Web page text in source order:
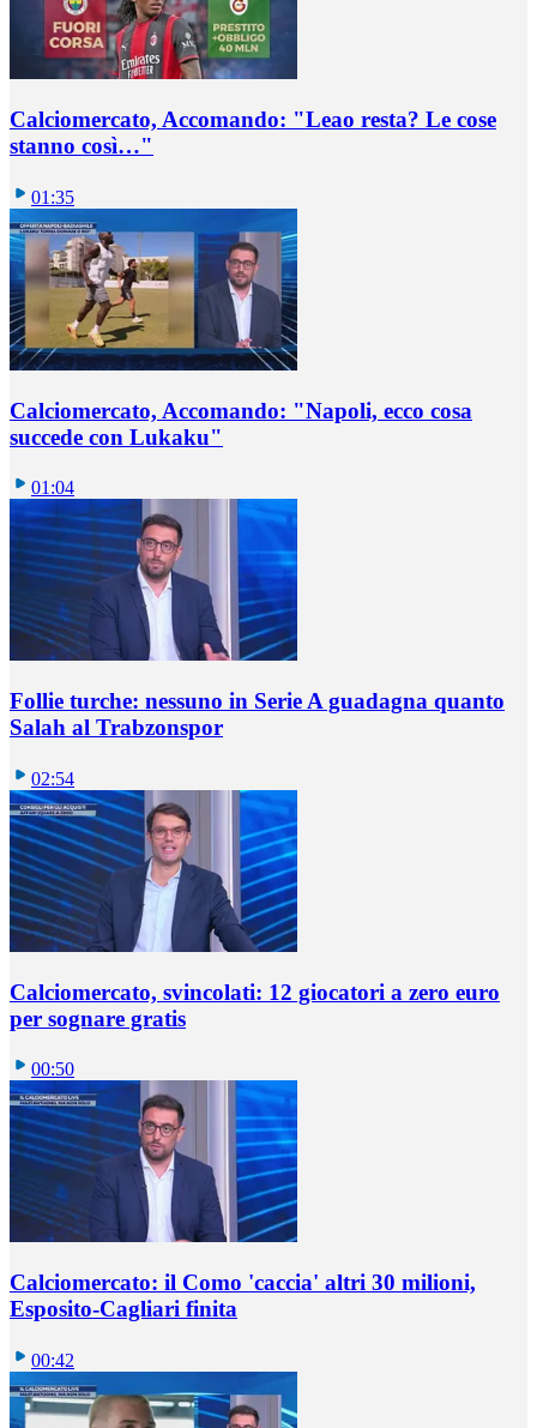
Calciomercato, Accomando: "Leao resta? Le cose
stanno così…"
01:35
Calciomercato, Accomando: "Napoli, ecco cosa
succede con Lukaku"
01:04
Follie turche: nessuno in Serie A guadagna quanto
Salah al Trabzonspor
02:54
Calciomercato, svincolati: 12 giocatori a zero euro
per sognare gratis
00:50
Calciomercato: il Como 'caccia' altri 30 milioni,
Esposito-Cagliari finita
00:42